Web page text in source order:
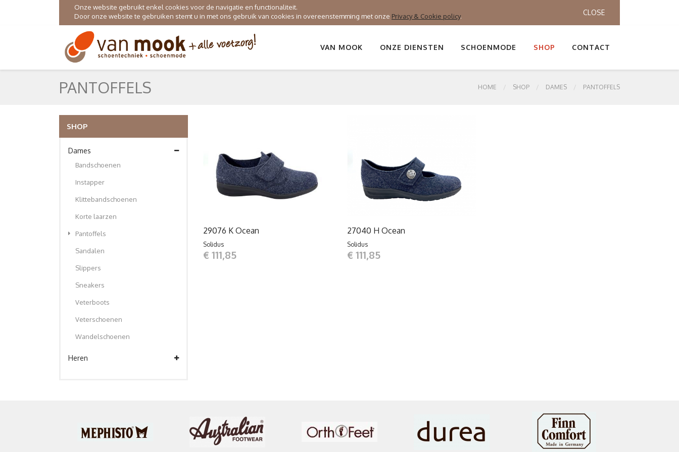
CLOSE
Onze website gebruikt enkel cookies voor de navigatie en functionaliteit.
Door onze website te gebruiken stemt u in met ons gebruik van cookies in overeenstemming met onze Privacy & Cookie policy.
VAN MOOK ONZE DIENSTEN SCHOENMODE SHOP CONTACT
PANTOFFELS HOME SHOP DAMES PANTOFFELS
SHOP
Dames
Bandschoenen
Instapper
Klittebandschoenen
Korte laarzen
Pantoffels
Sandalen
Slippers
Sneakers
Veterboots
Veterschoenen
Wandelschoenen
Heren
29076 K Ocean
Solidus
€ 111,85
27040 H Ocean
Solidus
€ 111,85